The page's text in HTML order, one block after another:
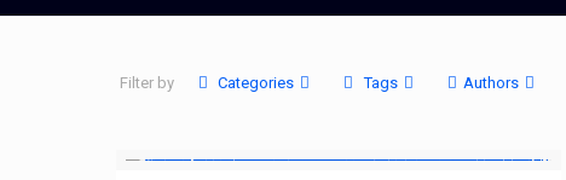
Filter by Categories Tags Authors